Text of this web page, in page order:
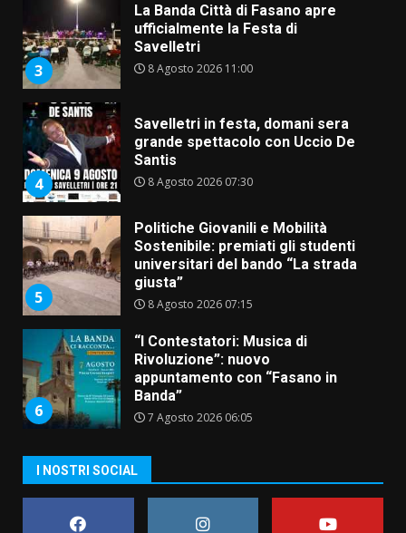
3
La Banda Città di Fasano apre
ufficialmente la Festa di
Savelletri
8 Agosto 2026 11:00
4
Savelletri in festa, domani sera
grande spettacolo con Uccio De
Santis
8 Agosto 2026 07:30
5
Politiche Giovanili e Mobilità
Sostenibile: premiati gli studenti
universitari del bando “La strada
giusta”
8 Agosto 2026 07:15
6
“I Contestatori: Musica di
Rivoluzione”: nuovo
appuntamento con “Fasano in
Banda”
7 Agosto 2026 06:05
amarezza per esclusione dal
campionato di calcio”
7 Agosto 2026 06:00
I NOSTRI SOCIAL